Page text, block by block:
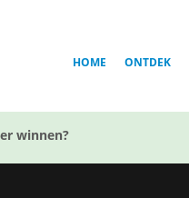
HOME ONTDEK
winnen?